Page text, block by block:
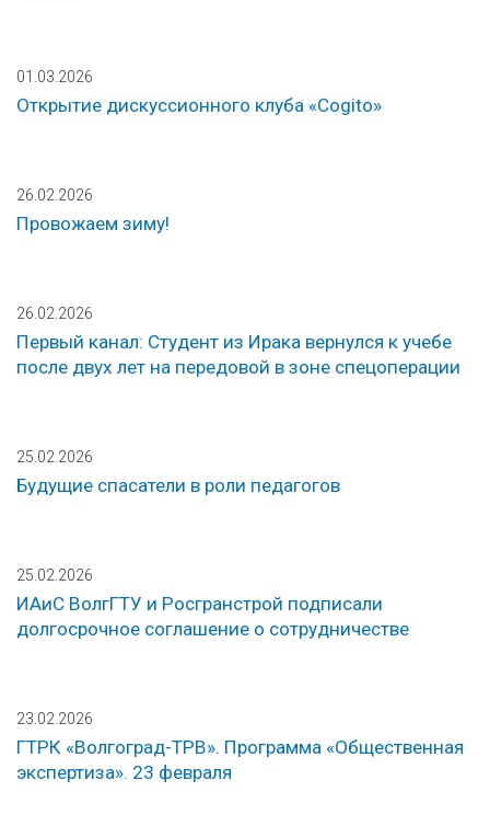
01.03.2026
Открытие дискуссионного клуба «Cogito»
26.02.2026
Провожаем зиму!
26.02.2026
Первый канал: Студент из Ирака вернулся к учебе
после двух лет на передовой в зоне спецоперации
25.02.2026
Будущие спасатели в роли педагогов
25.02.2026
ИАиС ВолгГТУ и Росгранстрой подписали
долгосрочное соглашение о сотрудничестве
23.02.2026
ГТРК «Волгоград-ТРВ». Программа «Общественная
экспертиза». 23 февраля